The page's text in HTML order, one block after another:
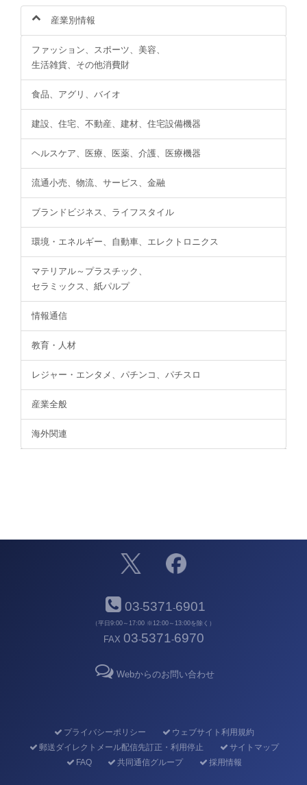
産業別情報
ファッション、スポーツ、美容、
生活雑貨、その他消費財
食品、アグリ、バイオ
建設、住宅、不動産、建材、住宅設備機器
ヘルスケア、医療、医薬、介護、医療機器
流通小売、物流、サービス、金融
ブランドビジネス、ライフスタイル
環境・エネルギー、自動車、エレクトロニクス
マテリアル～プラスチック、
セラミックス、紙パルプ
情報通信
教育・人材
レジャー・エンタメ、パチンコ、パチスロ
産業全般
海外関連
03-5371-6901
（平日9:00～17:00 ※12:00～13:00を除く）
FAX 03-5371-6970
Webからのお問い合わせ
プライバシーポリシー
ウェブサイト利用規約
郵送ダイレクトメール配信先訂正・利用停止
サイトマップ
FAQ
共同通信グループ 採用情報